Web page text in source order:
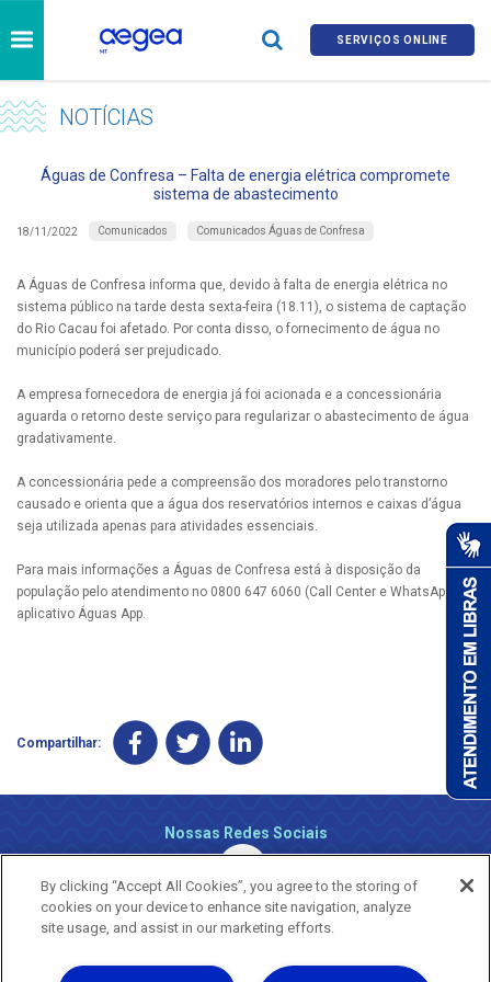
SERVIÇOS ONLINE
NOTÍCIAS
Águas de Confresa – Falta de energia elétrica compromete
sistema de abastecimento
18/11/2022 Comunicados Comunicados Águas de Confresa
A Águas de Confresa informa que, devido à falta de energia elétrica no
sistema público na tarde desta sexta-feira (18.11), o sistema de captação
do Rio Cacau foi afetado. Por conta disso, o fornecimento de água no
município poderá ser prejudicado.
A empresa fornecedora de energia já foi acionada e a concessionária
aguarda o retorno deste serviço para regularizar o abastecimento de água
gradativamente.
A concessionária pede a compreensão dos moradores pelo transtorno
causado e orienta que a água dos reservatórios internos e caixas d’água
seja utilizada apenas para atividades essenciais.
Para mais informações a Águas de Confresa está à disposição da
população pelo atendimento no 0800 647 6060 (Call Center e WhatsApp) e
aplicativo Águas App.
Compartilhar:
Nossas Redes Sociais
By clicking “Accept All Cookies”, you agree to the storing of
cookies on your device to enhance site navigation, analyze
site usage, and assist in our marketing efforts.